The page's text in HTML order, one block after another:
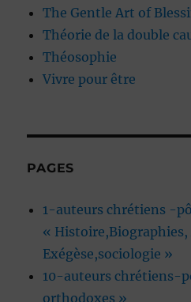
The Gentle Art of
Théorie de la double
Théosophie
Vivre pour être
PAGES
1-auteurs chrétiens -
« Histoire,Biographies,
Exégèse,sociologie »
10-auteurs chrétiens-
orthodoxes »